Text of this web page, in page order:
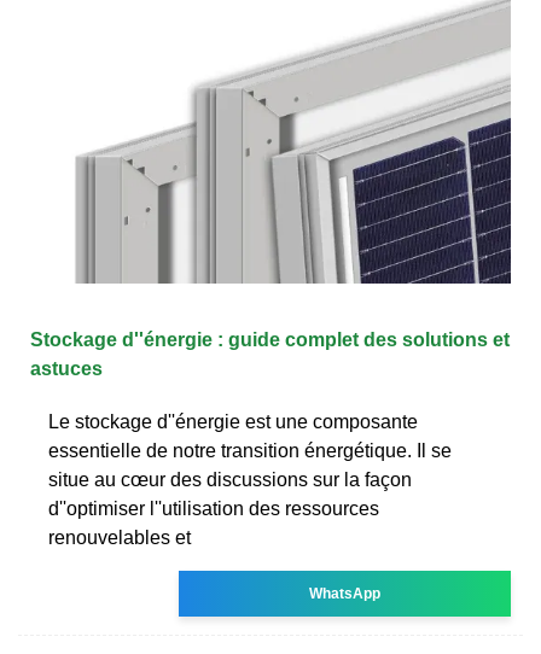
Stockage d''énergie : guide complet des solutions et
astuces
Le stockage d''énergie est une composante
essentielle de notre transition énergétique. Il se
situe au cœur des discussions sur la façon
d''optimiser l''utilisation des ressources
renouvelables et
WhatsApp